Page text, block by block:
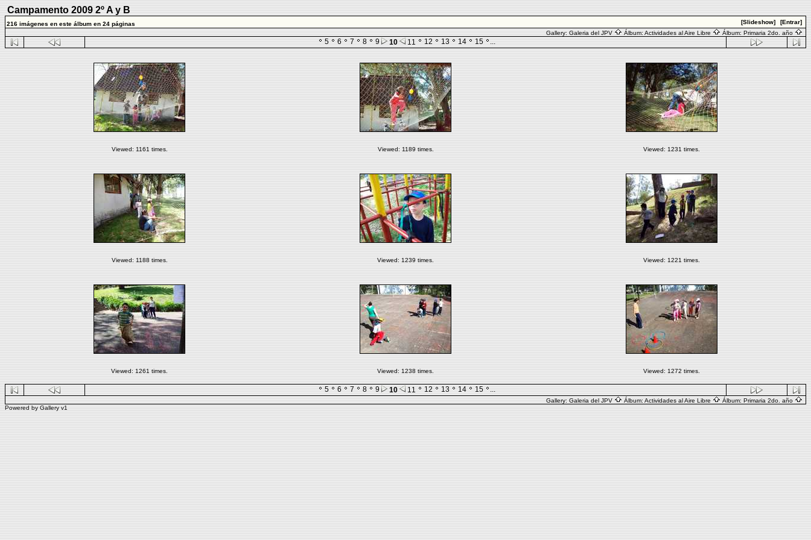
Campamento 2009 2º A y B
216 imágenes en este álbum en 24 páginas [Slideshow]
[Entrar]
Gallery: Galeria del JPV Álbum: Actividades al Aire Libre Álbum: Primaria 2do. año
5 6 7 8 9 10 11 12 13 14 15 ...
Viewed: 1161 times. Viewed: 1189 times. Viewed: 1231 times.
Viewed: 1188 times. Viewed: 1239 times. Viewed: 1221 times.
Viewed: 1261 times. Viewed: 1238 times. Viewed: 1272 times.
5 6 7 8 9 10 11 12 13 14 15 ...
Gallery: Galeria del JPV Álbum: Actividades al Aire Libre Álbum: Primaria 2do. año
Powered by Gallery v1